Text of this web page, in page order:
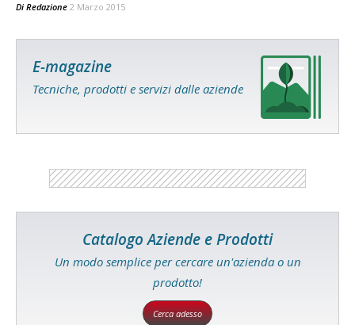
Di Redazione 2 Marzo 2015
E-magazine
Tecniche, prodotti e servizi dalle aziende
Catalogo Aziende e Prodotti
Un modo semplice per cercare un'azienda o un
prodotto!
Cerca adesso